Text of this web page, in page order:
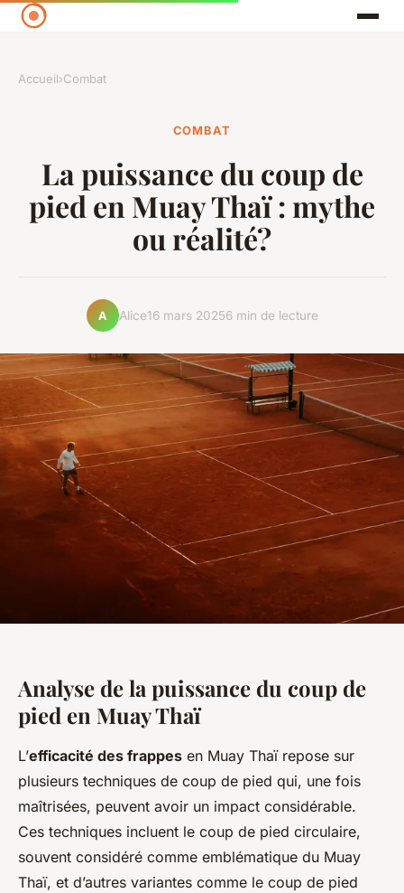
Accueil›Combat
COMBAT
La puissance du coup de
pied en Muay Thaï : mythe
ou réalité?
A Alice16 mars 20256 min de lecture
Analyse de la puissance du coup de
pied en Muay Thaï
L’efficacité des frappes en Muay Thaï repose sur
plusieurs techniques de coup de pied qui, une fois
maîtrisées, peuvent avoir un impact considérable.
Ces techniques incluent le coup de pied circulaire,
souvent considéré comme emblématique du Muay
Thaï, et d’autres variantes comme le coup de pied